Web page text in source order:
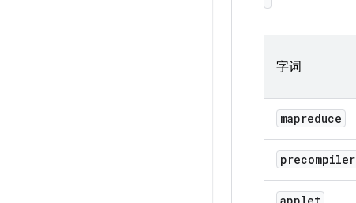
字词
mapreduce
precompiler